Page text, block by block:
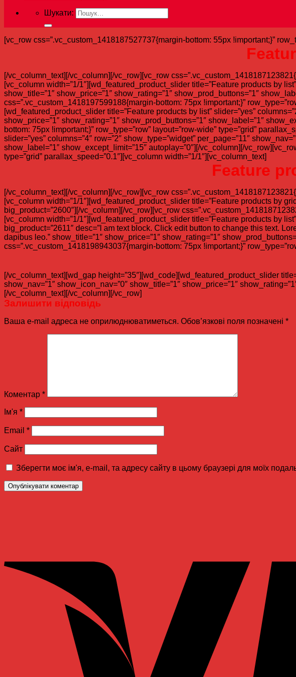
Шукати:
[vc_row css=”.vc_custom_1418187527737{margin-bottom: 55px !important;}”
[/vc_column_text][/vc_column][/vc_row][vc_row
[vc_column width=”1/1″][wd_featured_product_slider title=”Feature products by
show_title=”1″ show_price=”1″ show_rating=”1″ show_prod_buttons=”1″
css=”.vc_custom_1418197599188{margin-bottom: 75px !important;}”
[wd_featured_product_slider title=”Feature products by list” slider=”yes”
show_price=”1″ show_rating=”1″ show_prod_buttons=”1″ show_label=”1″
bottom: 75px !important;}” row_type=”row” layout=”row-wide” type=”grid”
slider=”yes” columns=”4″ row=”2″ show_type=”widget” per_page=”11″
show_label=”1″ show_except_limit=”15″ autoplay=”0″][/vc_column][/
type=”grid” parallax_speed=”0.1″][vc_column width=”1/1″][vc_column_text]
Feature
[/vc_column_text][/vc_column][/vc_row][vc_row
[vc_column width=”1/1″][wd_featured_product_slider title=”Feature products by
big_product=”2600″][/vc_column][/vc_row][vc_row
[vc_column width=”1/1″][wd_featured_product_slider title=”Feature products by
big_product=”2611″ desc=”I am text block. Click edit button to change this text.
dapibus leo.” show_title=”1″ show_price=”1″ show_rating=”1″
css=”.vc_custom_1418198943037{margin-bottom: 75px !important;}”
[/vc_column_text][wd_gap height=”35″][wd_code][wd_featured_product_slider
show_nav=”1″ show_icon_nav=”0″ show_title=”1″ show_price=”1″
[/vc_column_text][/vc_column][/vc_row]
Залишити відповідь
Ваша e-mail адреса не оприлюднюватиметься. Обов’язкові поля позначені *
Коментар *
Ім'я *
Email *
Сайт
Зберегти моє ім'я, e-mail, та адресу сайту в цьому браузері для моїх